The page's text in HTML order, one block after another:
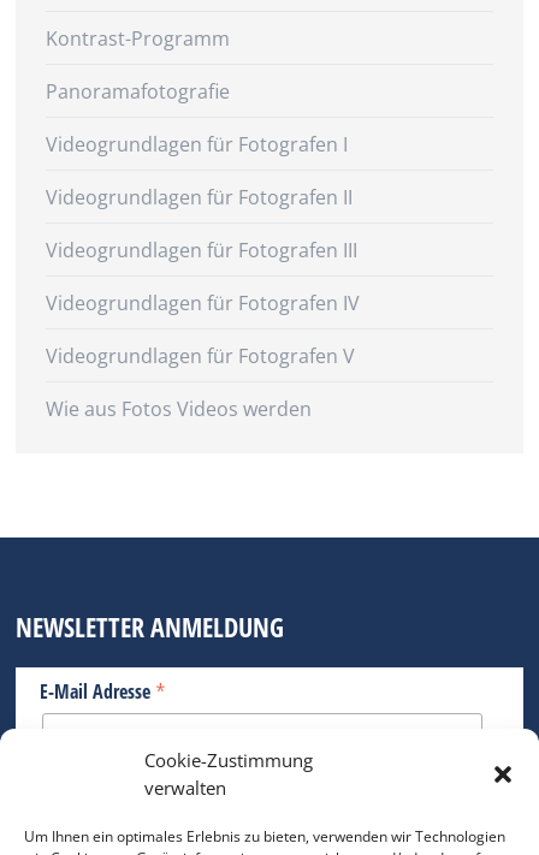
Cookie-Zustimmung
verwalten
Um Ihnen ein optimales Erlebnis zu bieten, verwenden wir Technologien
Kontrast-Programm
Panoramafotografie
Videogrundlagen für Fotografen I
Videogrundlagen für Fotografen II
Videogrundlagen für Fotografen III
Videogrundlagen für Fotografen IV
Videogrundlagen für Fotografen V
Wie aus Fotos Videos werden
NEWSLETTER ANMELDUNG
E-Mail Adresse *
Bitte geben Sie Ihre E-Mail Adresse ein.
*